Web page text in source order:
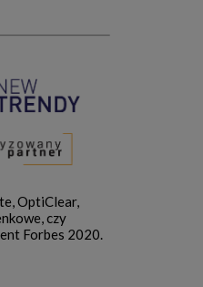
OptiClear,
czy
Forbes 2020.